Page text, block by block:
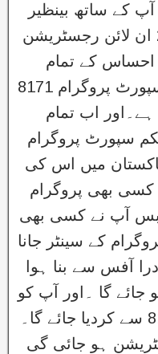
آپ کے ساتھ بینظیر
انکم سپورٹ پروگرام 2023 ان لائن رجسٹریشن
احساس کے تمام
پروگراموں کو بینظیر انکم سپورٹ پروگرام 8171
ہے۔اور اب تمام
سپورٹ پروگرام
میں اس کی
بھی پروگرام
آپ نے کسی بھی
کے سینٹر جانا
آفس سے بنا ہوا
جائے گا ۔اور آپ کو
باقاعدہ تصدیقی میسج 8171 سے کردیا جائے گا۔
ہو جائی گی